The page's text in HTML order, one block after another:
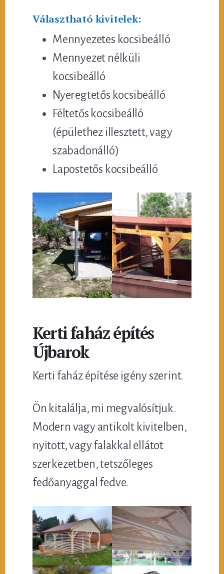
Választható kivitelek:
Mennyezetes kocsibeálló
Mennyezet nélküli
kocsibeálló
Nyeregtetős kocsibeálló
Féltetős kocsibeálló
(épülethez illesztett, vagy
szabadonálló)
Lapostetős kocsibeálló
Kerti faház építés
Újbarok
Kerti faház építése igény szerint.
Ön kitalálja, mi megvalósítjuk.
Modern vagy antikolt kivitelben,
nyitott, vagy falakkal ellátot
szerkezetben, tetszőleges
fedőanyaggal fedve.